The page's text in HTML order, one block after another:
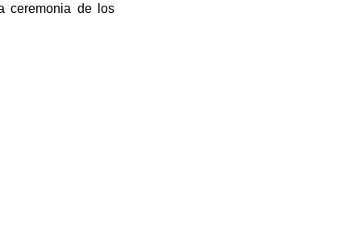
ceremonia de los